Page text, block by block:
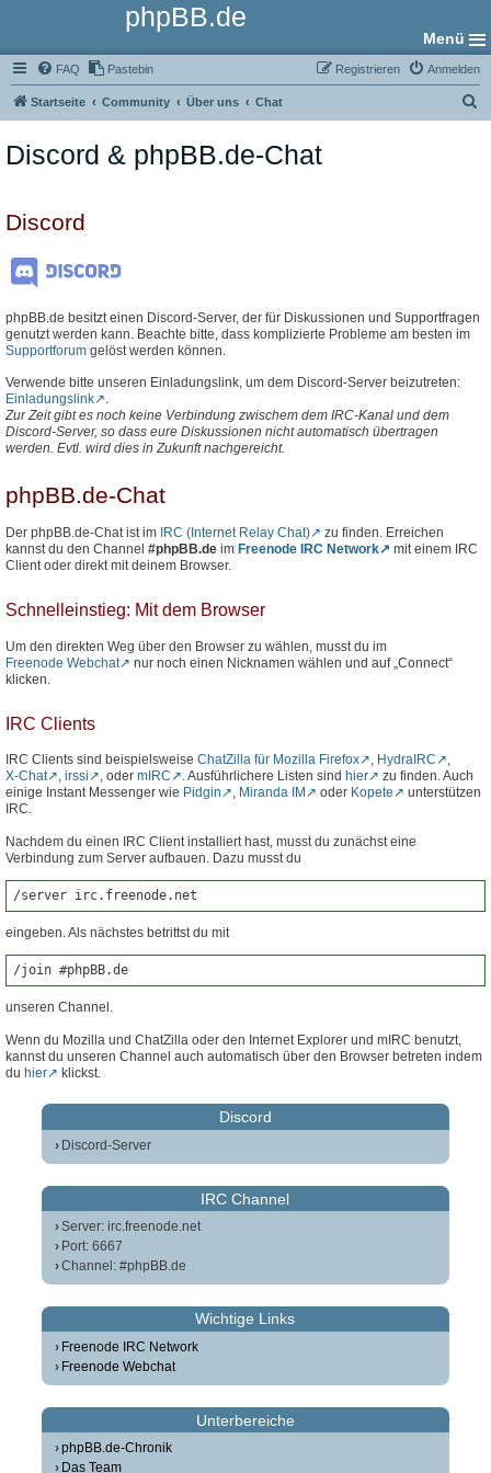
phpBB.de
Menü
FAQ Pastebin Anmelden
Registrieren
Startseite Community Über uns Chat
Discord & phpBB.de-Chat
Discord
phpBB.de besitzt einen Discord-Server, der für Diskussionen und Supportfragen
genutzt werden kann. Beachte bitte, dass komplizierte Probleme am besten im
Supportforum gelöst werden können.
Verwende bitte unseren Einladungslink, um dem Discord-Server beizutreten:
Einladungslink
.
Zur Zeit gibt es noch keine Verbindung zwischem dem IRC-Kanal und dem
Discord-Server, so dass eure Diskussionen nicht automatisch übertragen
werden. Evtl. wird dies in Zukunft nachgereicht.
phpBB.de-Chat
Der phpBB.de-Chat ist im IRC (Internet Relay Chat)
zu finden. Erreichen
kannst du den Channel #phpBB.de im Freenode IRC Network
mit einem IRC
Client oder direkt mit deinem Browser.
Schnelleinstieg: Mit dem Browser
Um den direkten Weg über den Browser zu wählen, musst du im
Freenode Webchat
nur noch einen Nicknamen wählen und auf „Connect“
klicken.
IRC Clients
IRC Clients sind beispielsweise ChatZilla für Mozilla Firefox , HydraIRC
,
X-Chat
, irssi , oder mIRC . Ausführlichere Listen sind hier
zu finden. Auch
einige Instant Messenger wie Pidgin , Miranda IM oder Kopete
unterstützen
IRC.
Nachdem du einen IRC Client installiert hast, musst du zunächst eine
Verbindung zum Server aufbauen. Dazu musst du
/server irc.freenode.net
eingeben. Als nächstes betrittst du mit
/join #phpBB.de
unseren Channel.
Wenn du Mozilla und ChatZilla oder den Internet Explorer und mIRC benutzt,
kannst du unseren Channel auch automatisch über den Browser betreten indem
du hier klickst.
Discord
Discord-Server
IRC Channel
Server: irc.freenode.net
Port: 6667
Channel: #phpBB.de
Wichtige Links
Freenode IRC Network
Freenode Webchat
Unterbereiche
phpBB.de-Chronik
Das Team